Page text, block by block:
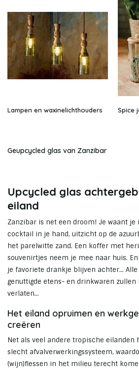
Lampen en waxinelichthouders Spice
Geupcycled glas van Zanzibar
Upcycled glas
eiland
Zanzibar is net een droom! Je waant je
cocktail in je hand, uitzicht op de
het parelwitte zand. Een koffer met
souvenirtjes neem je mee naar huis.
je favoriete drankje blijven achter…
genuttigde etens- en drinkwaren
verlaten…
Het eiland opruimen en
creëren
Net als veel andere tropische eilanden
slecht afvalverwerkingssysteem,
(wijn)flessen in het milieu terecht